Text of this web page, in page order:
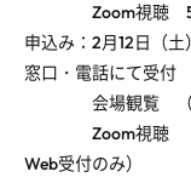
Zoom視聴
申込み：2月12日（
窓口・電話にて受付
会場観覧 （中央
Zoom視聴 （下
Web受付のみ）